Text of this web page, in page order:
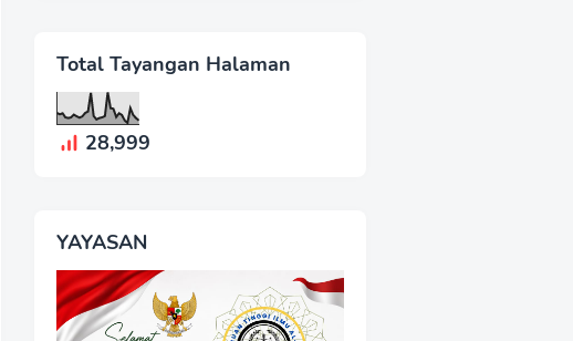
Total Tayangan Halaman
28,999
YAYASAN